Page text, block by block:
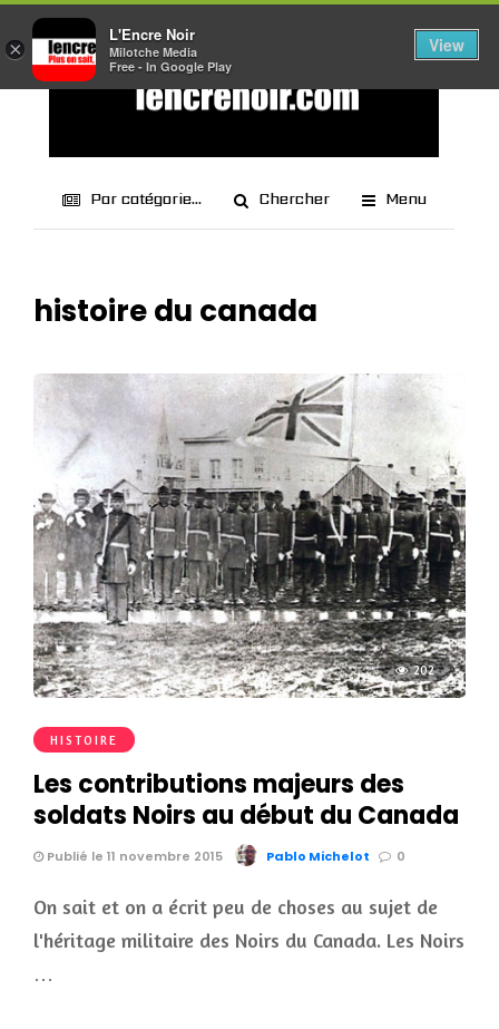
Par catégorie... Chercher Menu
histoire du canada
202
HISTOIRE
Les contributions majeurs des
soldats Noirs au début du Canada
Publié le 11 novembre 2015 Pablo Michelot 0
On sait et on a écrit peu de choses au sujet de
l'héritage militaire des Noirs du Canada. Les Noirs
…
×
L'Encre Noir
Milotche Media
Free - In Google Play
View